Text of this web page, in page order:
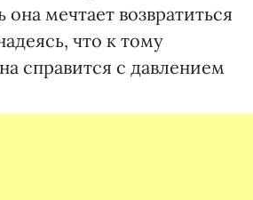
мечтает возвратиться
что к тому
справится с давлением